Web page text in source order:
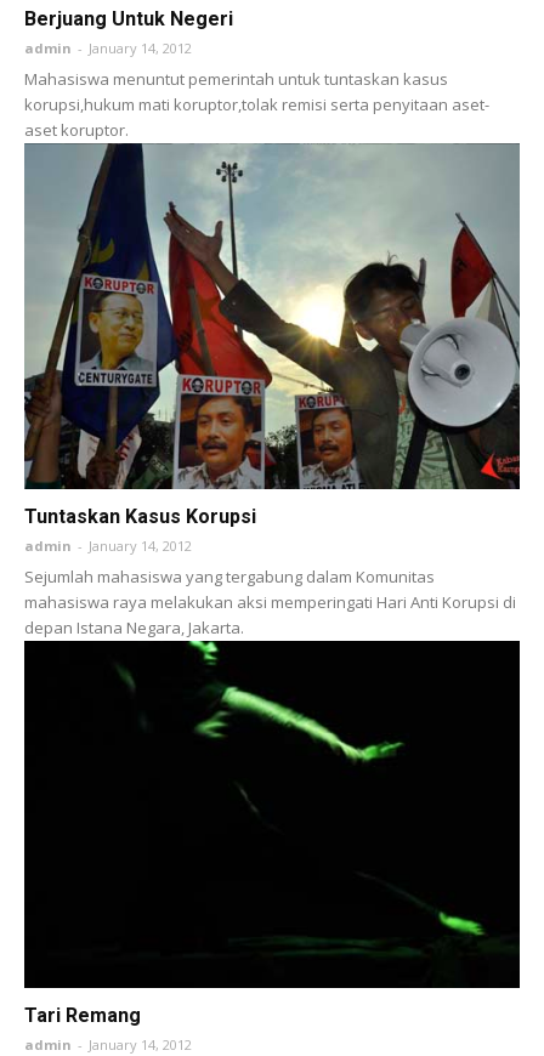
Berjuang Untuk Negeri
admin - January 14, 2012
Mahasiswa menuntut pemerintah untuk tuntaskan kasus
korupsi,hukum mati koruptor,tolak remisi serta penyitaan aset-
aset koruptor.
Tuntaskan Kasus Korupsi
admin - January 14, 2012
Sejumlah mahasiswa yang tergabung dalam Komunitas
mahasiswa raya melakukan aksi memperingati Hari Anti Korupsi di
depan Istana Negara, Jakarta.
Tari Remang
admin - January 14, 2012